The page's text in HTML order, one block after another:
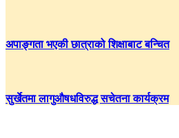
अपाङ्गता भएकी छात्राको शिक्षाबाट बन्चित
सुर्खेतमा लागुऔषधविरुद्ध सचेतना कार्यक्रम